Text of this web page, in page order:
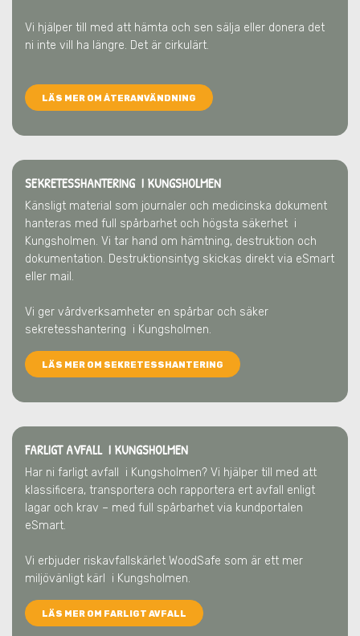
Vi hjälper till med att hämta och sen sälja eller donera det
ni inte vill ha längre. Det är cirkulärt.
LÄS MER OM ÅTERANVÄNDNING
SEKRETESSHANTERING I KUNGSHOLMEN
Känsligt material som journaler och medicinska dokument
hanteras med full spårbarhet och högsta säkerhet i
Kungsholmen. Vi tar hand om hämtning, destruktion och
dokumentation. Destruktionsintyg skickas direkt via eSmart
eller mail.
Vi ger vårdverksamheter en spårbar och säker
sekretesshantering i Kungsholmen.
LÄS MER OM SEKRETESSHANTERING
FARLIGT AVFALL I KUNGSHOLMEN
Har ni farligt avfall i Kungsholmen? Vi hjälper till med att
klassificera, transportera och rapportera ert avfall enligt
lagar och krav – med full spårbarhet via kundportalen
eSmart.
Vi erbjuder riskavfallskärlet WoodSafe som är ett mer
miljövänligt kärl
i Kungsholmen.
LÄS MER OM FARLIGT AVFALL